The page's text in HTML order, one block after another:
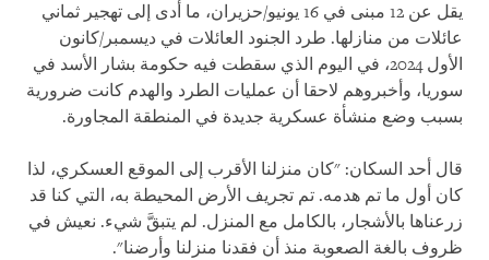
يقل عن 12 مبنى في 16 يونيو/حزيران، ما أدى إلى تهجير ثماني
عائلات من منازلها. طرد الجنود العائلات في ديسمبر/كانون
الأول 2024، في اليوم الذي سقطت فيه حكومة بشار الأسد في
سوريا، وأخبروهم لاحقا أن عمليات الطرد والهدم كانت ضرورية
بسبب وضع منشأة عسكرية جديدة في المنطقة المجاورة.
قال أحد السكان: "كان منزلنا الأقرب إلى الموقع العسكري، لذا
كان أول ما تم هدمه. تم تجريف الأرض المحيطة به، التي كنا قد
زرعناها بالأشجار، بالكامل مع المنزل. لم يتبقَّ شيء. نعيش في
ظروف بالغة الصعوبة منذ أن فقدنا منزلنا وأرضنا".